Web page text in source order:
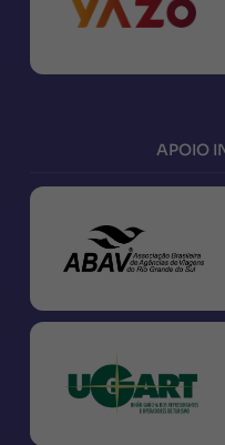
APOIO